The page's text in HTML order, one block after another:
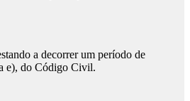
a decorrer um período de
e), do Código Civil.